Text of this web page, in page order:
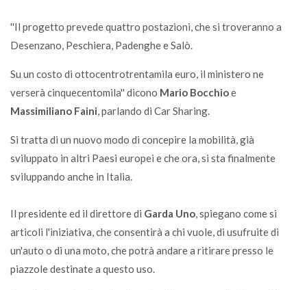
''Il progetto prevede quattro postazioni, che si troveranno a
Desenzano, Peschiera, Padenghe e Salò.
Su un costo di ottocentrotrentamila euro, il ministero ne
verserà cinquecentomila'' dicono Mario Bocchioe
Massimiliano Faini, parlando di Car Sharing.
Si tratta di un nuovo modo di concepire la mobilità, già
sviluppato in altri Paesi europei e che ora, si sta finalmente
sviluppando anche in Italia.
Il presidente ed il direttore di Garda Uno, spiegano come si
articoli l'iniziativa, che consentirà a chi vuole, di usufruite di
un'auto o di una moto, che potrà andare a ritirare presso le
piazzole destinate a questo uso.